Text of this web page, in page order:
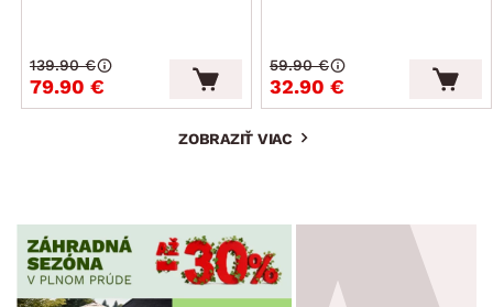
79.90 €
139.90 €
32.90 €
59.90 €
ZOBRAZIŤ VIAC